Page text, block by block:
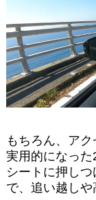
もちろん、ア
実用的になった
シートに押し
で、追い越しや